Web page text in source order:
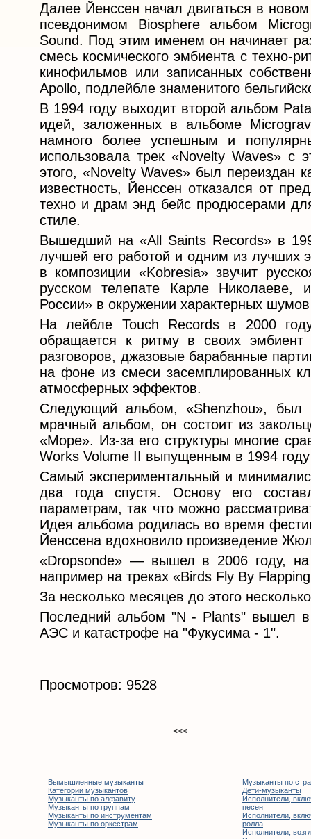
Далее Йенссен начал двигаться в
псевдонимом Biosphere альбом
Sound. Под этим именем он начинает
смесь космического эмбиента с техно-
кинофильмов или записанных
Apollo, подлейбле знаменитого
В 1994 году выходит второй альбом
идей, заложенных в альбоме
намного более успешным и
использовала трек «Novelty Waves»
этого, «Novelty Waves» был переиздан
известность, Йенссен отказался от
техно и драм энд бейс продюсерами
стиле.
Вышедший на «All Saints Records» в
лучшей его работой и одним из лучших
в композиции «Kobresia» звучит
русском телепате Карле
России» в окружении характерных
На лейбле Touch Records в 2000
обращается к ритму в своих
разговоров, джазовые барабанные
на фоне из смеси засемплированных
атмосферных эффектов.
Следующий альбом, «Shenzhou», был
мрачный альбом, он состоит из
«Море». Из-за его структуры многие
Works Volume II выпущенным в 1994
Самый экспериментальный и
два года спустя. Основу его
параметрам, так что можно
Идея альбома родилась во время
Йенссена вдохновило произведение
«Dropsonde» — вышел в 2006 году, на
например на треках «Birds Fly By
За несколько месяцев до этого
Последний альбом "N - Plants" вышел
АЭС и катастрофе на "Фукусима - 1".
Просмотров: 9528
<<<
Вымышленные музыканты
Категории музыкантов
Музыканты по алфавиту
Музыканты по группам
Музыканты по инструментам
Музыканты по оркестрам
Музыканты по
Дети-музыканты
Исполнители,
песен
Исполнители,
ролла
Исполнители,